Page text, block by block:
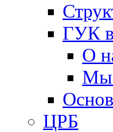
ГУК в
О
Мы
ЦРБ